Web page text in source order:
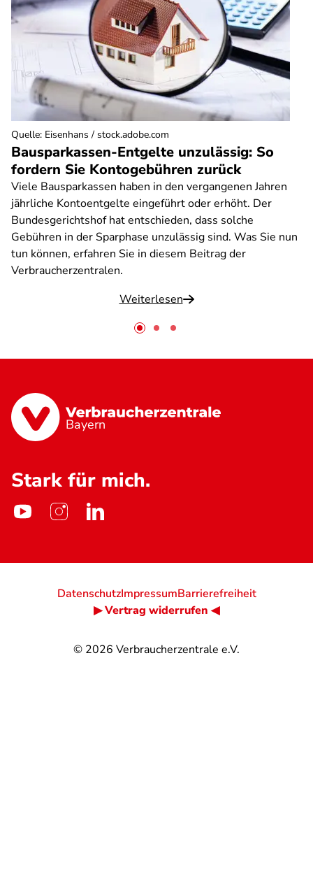
Bausparkassen-Entgelte unzulässig: So
fordern Sie Kontogebühren zurück
Viele Bausparkassen haben in den vergangenen Jahren
jährliche Kontoentgelte eingeführt oder erhöht. Der
Bundesgerichtshof hat entschieden, dass solche
Gebühren in der Sparphase unzulässig sind. Was Sie nun
tun können, erfahren Sie in diesem Beitrag der
Verbraucherzentralen.
Weiterlesen
Quelle: Eisenhans / stock.adobe.com
Bayern
Stark für mich.
© 2026 Verbraucherzentrale e.V.
DatenschutzImpressumBarrierefreiheit
▶ Vertrag widerrufen ◀